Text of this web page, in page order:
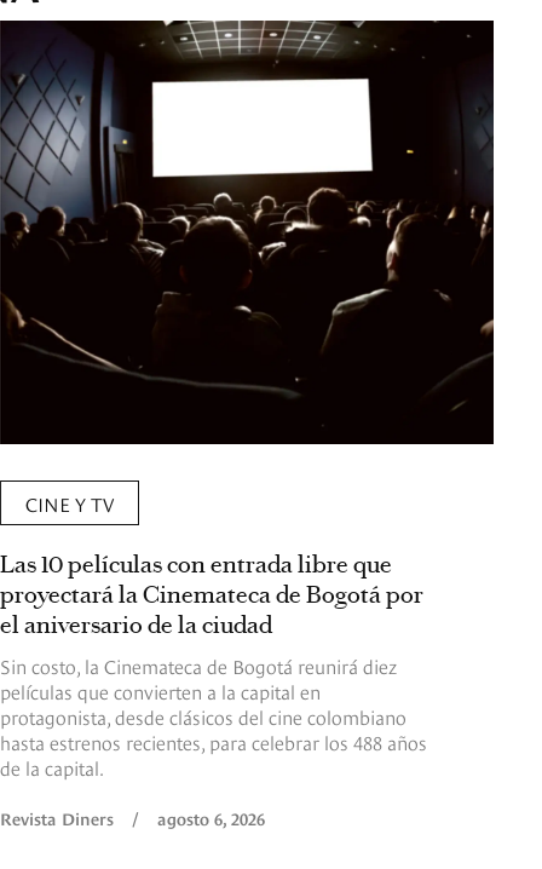
CINE Y TV
Las 10 películas con entrada libre que
proyectará la Cinemateca de Bogotá por
el aniversario de la ciudad
Sin costo, la Cinemateca de Bogotá reunirá diez
películas que convierten a la capital en
protagonista, desde clásicos del cine colombiano
hasta estrenos recientes, para celebrar los 488 años
de la capital.
Revista Diners / agosto 6, 2026